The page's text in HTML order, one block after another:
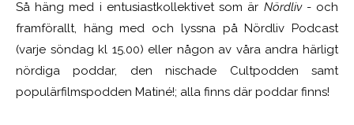
Så häng med i entusiastkollektivet som är Nördliv- och
framförallt, häng med och lyssna på Nördliv Podcast
(varje söndag kl 15.00) eller någon av våra andra härligt
nördiga poddar, den nischade Cultpodden samt
populärfilmspodden Matiné!; alla finns där poddar finns!